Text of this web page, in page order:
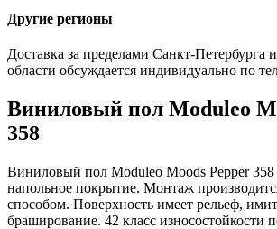
Другие регионы
Доставка за пределами Санкт-Петербурга
области обсуждается индивидуально по
Виниловый пол Moduleo
358
Виниловый пол Moduleo Moods Pepper 358
напольное покрытие. Монтаж
способом. Поверхность имеет рельеф,
браширование. 42 класс износостойкости